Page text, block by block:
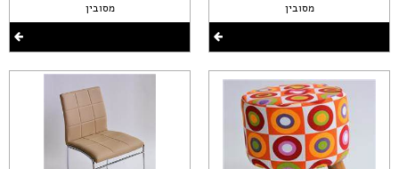
מסובין מסובין